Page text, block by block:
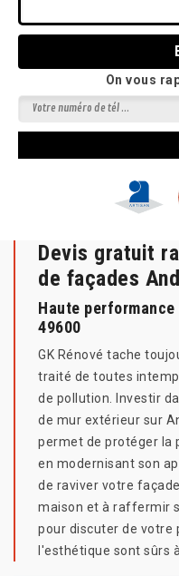
On vous
Devis gratuit
de façades
Haute
49600
GK Rénové tache
traité de toutes
de pollution. Investir
de mur extérieur sur
permet de protéger la
en modernisant son
de raviver votre
maison et à raffermir
pour discuter de votre
l'esthétique sont sûrs